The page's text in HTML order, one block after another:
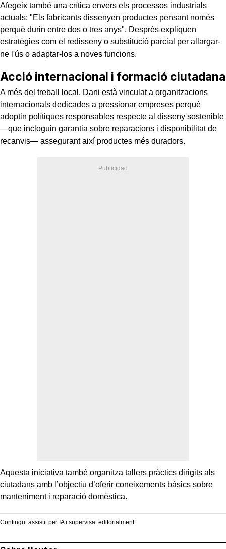
Afegeix també una crítica envers els processos industrials
actuals: "Els fabricants dissenyen productes pensant només
perquè durin entre dos o tres anys". Després expliquen
estratègies com el redisseny o substitució parcial per allargar-
ne l'ús o adaptar-los a noves funcions.
Acció internacional i formació ciutadana
A més del treball local, Dani està vinculat a organitzacions
internacionals dedicades a pressionar empreses perquè
adoptin polítiques responsables respecte al disseny sostenible
—que incloguin garantia sobre reparacions i disponibilitat de
recanvis— assegurant així productes més duradors.
Aquesta iniciativa també organitza tallers pràctics dirigits als
ciutadans amb l’objectiu d’oferir coneixements bàsics sobre
manteniment i reparació domèstica.
Contingut assistit per IA i supervisat editorialment